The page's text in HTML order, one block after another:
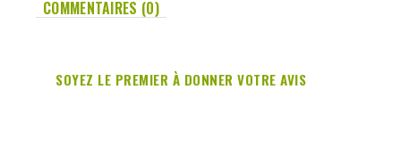
COMMENTAIRES (0)
SOYEZ LE PREMIER À DONNER VOTRE AVIS